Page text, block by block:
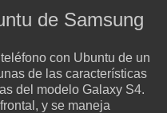
de Samsung
con Ubuntu de un
de las características
del modelo Galaxy S4.
y se maneja